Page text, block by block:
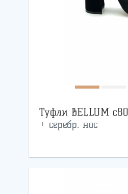
Туфли BELLUM
+ серебр. нос